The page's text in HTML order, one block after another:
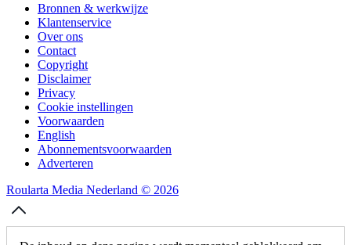
Bronnen & werkwijze
Klantenservice
Over ons
Contact
Copyright
Disclaimer
Privacy
Cookie instellingen
Voorwaarden
English
Abonnementsvoorwaarden
Adverteren
Roularta Media Nederland © 2026